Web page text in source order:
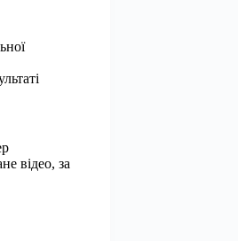
відео, за